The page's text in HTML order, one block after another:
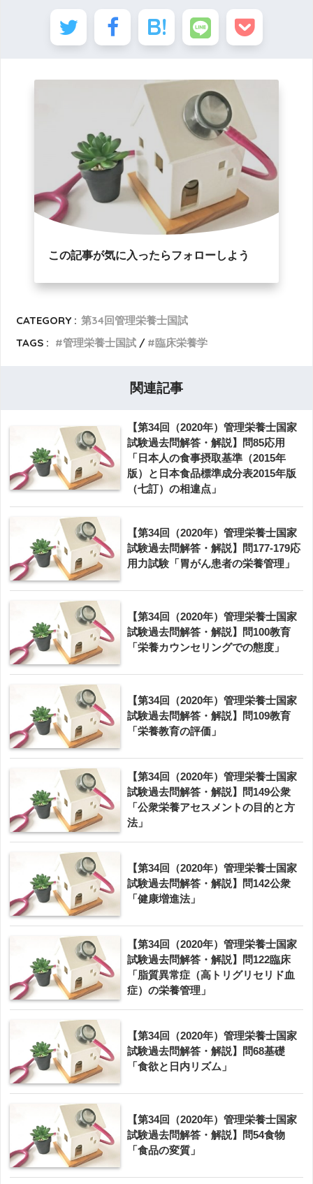
この記事が気に入ったらフォローしよう
CATEGORY : 第34回管理栄養士国試
TAGS :
管理栄養士国試 臨床栄養学
関連記事
【第34回（2020年）管理栄養士国家
試験過去問解答・解説】問85応用
「日本人の食事摂取基準（2015年
版）と日本食品標準成分表2015年版
（七訂）の相違点」
【第34回（2020年）管理栄養士国家
試験過去問解答・解説】問177-179応
用力試験「胃がん患者の栄養管理」
【第34回（2020年）管理栄養士国家
試験過去問解答・解説】問100教育
「栄養カウンセリングでの態度」
【第34回（2020年）管理栄養士国家
試験過去問解答・解説】問109教育
「栄養教育の評価」
【第34回（2020年）管理栄養士国家
試験過去問解答・解説】問149公衆
「公衆栄養アセスメントの目的と方
法」
【第34回（2020年）管理栄養士国家
試験過去問解答・解説】問142公衆
「健康増進法」
【第34回（2020年）管理栄養士国家
試験過去問解答・解説】問122臨床
「脂質異常症（高トリグリセリド血
症）の栄養管理」
【第34回（2020年）管理栄養士国家
試験過去問解答・解説】問68基礎
「食欲と日内リズム」
【第34回（2020年）管理栄養士国家
試験過去問解答・解説】問54食物
「食品の変質」